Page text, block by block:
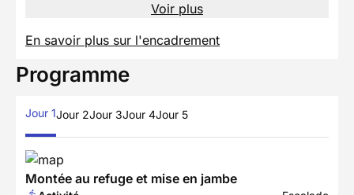
Voir plus
En savoir plus sur l'encadrement
Programme
Jour 1Jour 2Jour 3Jour 4Jour 5
Montée au refuge et mise en jambe